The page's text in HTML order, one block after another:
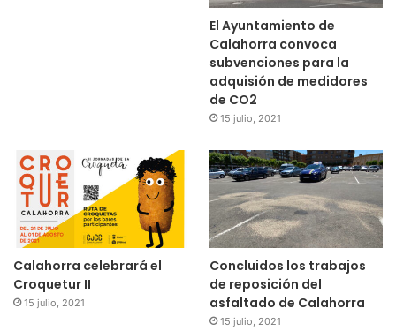
‪Los últimos instantes del partido se disputan sobre la
FINAL. El CD Calahorra cayó derrotado en su viaje a Bilbao.
El Ayuntamiento de
Calahorra convoca
subvenciones para la
adquisión de medidores
de CO2
15 julio, 2021
Calahorra celebrará el
Croquetur II
15 julio, 2021
Concluidos los trabajos
de reposición del
asfaltado de Calahorra
15 julio, 2021